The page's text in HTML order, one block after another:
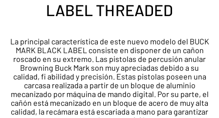
LABEL THREADED
La principal característica de este nuevo modelo del BUCK
MARK BLACK LABEL consiste en disponer de un cañon
roscado en su extremo. Las pistolas de percusión anular
Browning Buck Mark son muy apreciadas debido a su
calidad, fi abilidad y precisión. Estas pistolas poseen una
carcasa realizada a partir de un bloque de aluminio
mecanizado por máquina de mando digital. Por su parte, el
cañón está mecanizado en un bloque de acero de muy alta
calidad, la recámara está escariada a mano para garantizar